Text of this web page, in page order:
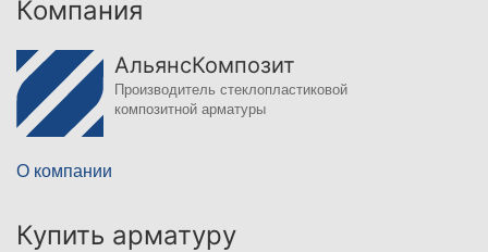
Компания
АльянсКомпозит
Производитель стеклопластиковой
композитной арматуры
О компании
Купить арматуру